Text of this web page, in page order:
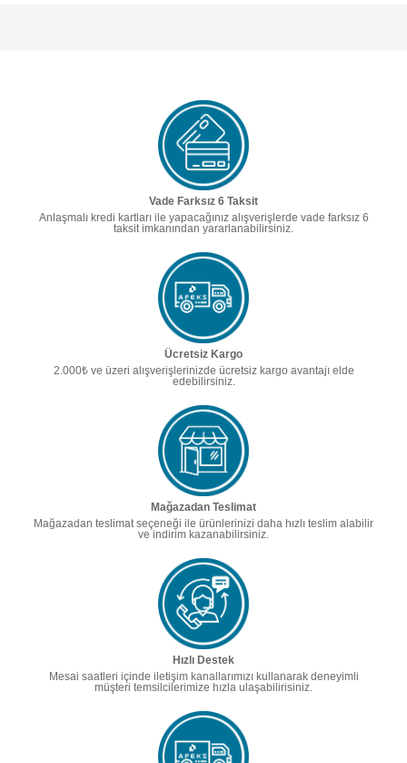
Vade Farksız 6 Taksit
Anlaşmalı kredi kartları ile yapacağınız alışverişlerde vade farksız 6
taksit imkanından yararlanabilirsiniz.
Ücretsiz Kargo
2.000₺ ve üzeri alışverişlerinizde ücretsiz kargo avantajı elde
edebilirsiniz.
Mağazadan Teslimat
Mağazadan teslimat seçeneği ile ürünlerinizi daha hızlı teslim alabilir
ve indirim kazanabilirsiniz.
Hızlı Destek
Mesai saatleri içinde iletişim kanallarımızı kullanarak deneyimli
müşteri temsilcilerimize hızla ulaşabilirisiniz.